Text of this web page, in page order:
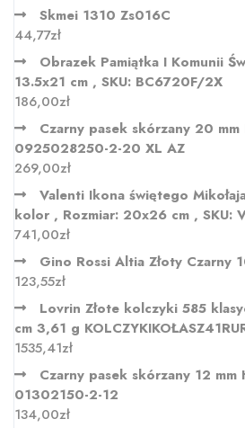
Skmei 1310 Zs016C
44,77zł
Obrazek Pamiątka I Komunii
13.5x21 cm , SKU: BC6720F/2X
186,00zł
Czarny pasek skórzany 20 mm
0925028250-2-20 XL AZ
269,00zł
Valenti Ikona świętego
kolor , Rozmiar: 20x26 cm , SKU:
741,00zł
Gino Rossi Altia Złoty Czarny
123,55zł
Lovrin Złote kolczyki 585
cm 3,61 g
1535,41zł
Czarny pasek skórzany 12 mm
01302150-2-12
134,00zł